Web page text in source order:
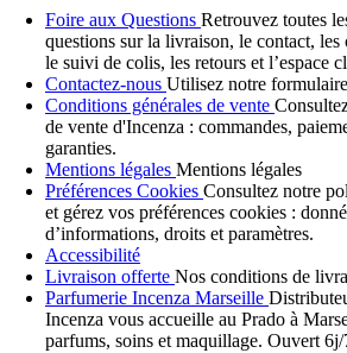
Foire aux Questions Retrouvez toutes
questions sur la livraison, le contact, les
le suivi de colis, les retours et l’espace
Contactez-nous Utilisez notre
Conditions générales de vente
de vente d'Incenza : commandes,
garanties.
Mentions légales Mentions légales
Préférences Cookies Consultez notre
et gérez vos préférences cookies :
d’informations, droits et paramètres.
Accessibilité
Livraison offerte Nos conditions de
Parfumerie Incenza Marseille
Incenza vous accueille au Prado à
parfums, soins et maquillage. Ouvert